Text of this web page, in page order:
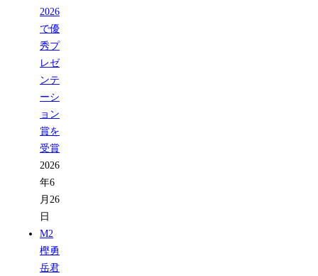
2026
で優
秀プ
レゼ
ンテ
ーシ
ョン
賞を
受賞
2026
年6
月26
日
M2
樫勇
岳君